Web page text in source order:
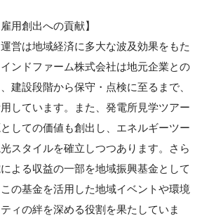
用創出への貢献】
営は地域経済に多大な波及効果をもた
ンドファーム株式会社は地元企業との
建設段階から保守・点検に至るまで、
しています。また、発電所見学ツアー
しての価値も創出し、エネルギーツー
スタイルを確立しつつあります。さら
よる収益の一部を地域振興基金として
の基金を活用した地域イベントや環境
ィの絆を深める役割を果たしていま